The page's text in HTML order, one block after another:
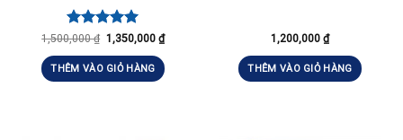
Được xếp
hạng5.00
5 sao
1,500,000₫ 1,350,000 ₫
THÊM VÀO GIỎ HÀNG
1,200,000 ₫
THÊM VÀO GIỎ HÀNG